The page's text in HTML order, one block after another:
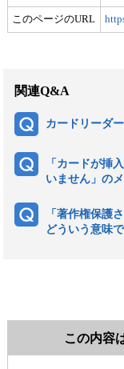
このページのURL
関連Q&A
カードリーダ
「カードが挿
いません」の
「著作権保護
どういう意味
この内容